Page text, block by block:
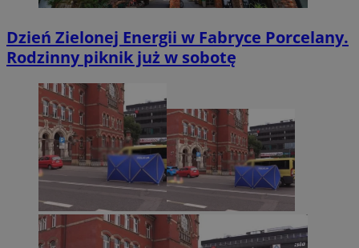
Dzień Zielonej Energii w Fabryce Porcelany.
Rodzinny piknik już w sobotę